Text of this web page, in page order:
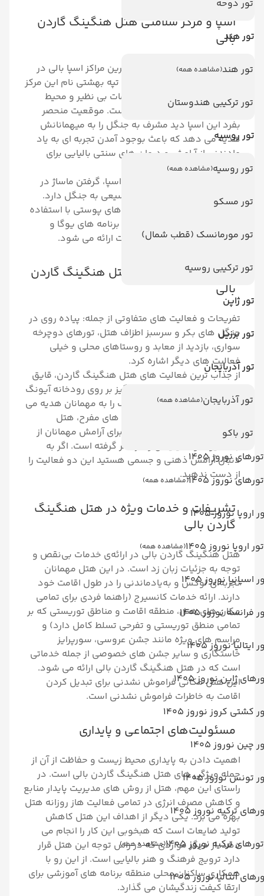
تور دوحه
تور هند
تور هند(مشاهده همه)
تور ترکیبی هندوستان
تور روسیه
تور روسیه(مشاهده همه)
تور مسکو
تور مورمانسک (قطب شمال)
تور ترکیبی روسیه
تور ژاپن
تور برزیل
تور آذربایجان
تور آذربایجان(مشاهده همه)
تور باکو
تورهای نوروز 1405
تورهای نوروز 1405
(مشاهده همه)
اروپا نوروز 1405
تور اروپا نوروز 1405 (مشاهده همه)
اسپانیا نوروز 1405
فرانسه نوروز 1405
ایتالیا نوروز 1405
ژاپن نوروز 1405
کشتی کروز نوروز 1405
چین نوروز 1405
تونس نوروز 1405
ترکیه نوروز 1405
تورهای ترکیه نوروز 1405 (مشاهده همه)
آنتالیا نوروز 1405
اسپا و مرکز سلامتی هتل هنگینگ گاردن
بالی
یکی از مشهور ترین و لوکس ترین مراکز اسپا بالی در
هتل هنگینگ گاردن قرار دارد. تپه بهشتی نام این مرکز
اسپا است که به خاطز ارائه خدمات بی نظیر و محیط
آرامش بخشش شناخته شده است. موقعیت منحصر
بفرد این اسپا دید مشرف به جنگل را به میهمانانش
هدیه می دهد که باعث بوجود آمدن تجربه ای به یاد
مادندنی از آرامش و درمان های سنتی بالیایی برای
مهمانانش می شود.
از محبوب ترین تجربه های این اسپا، گرفتن ماساژ در
اتاق های روباز است که دید وسیعی به جنگل دارد.
همه ماساژها، اسپاها و درمان های پوستی با استفاده
از مواد طبیعی انجام می شود. برنامه های یوگا و
مدیتیشن نیز در کنار این خدمات ارائه می شود.
فعالیت‌ها و تفریحات هتل هنگینگ گاردن
بالی
تفریحات و فعالیت های متفاوتی از جمله: پیاده روی در
جنگل های بکر و سرسبز اطزاف هتل، تورهای دوچرخه
سواری، بازدید از معابد و روستاهای محلی و خیلی
فعالیت های دیگر اشاره کرد.
از جذاب ترین فعالیت های هتل هنگینگ گاردن، قایق
سواری است. سفری اعجاب انگیز بر روی رودخانه آیونگ
که تجربه لمس طبیعت از نزدیک را به مهمانان هدیه می
دهد. علاوه بر این چنین برنامه های مفرح، هتل
Hanging Garden برنامه هایی برای آرامش مهمانان از
جمله یوگا و مدیتیشن را در نظر گرفته است. اگر به
دنبال آرامش ذهنی و جسمی هستید این دو فعالیت را
از دست ندهید.
تشریفات و خدمات ویژه در هتل هنگینگ
گاردن بالی
هتل هنگینگ گاردن بالی در ارائه‌ی خدمات بی‌نقص و
توجه به جزئیات زبان زد است. در این هتل مهمانان
تجربه‌ای لوکس و به‌یادماندنی را در طول اقامت خود
دارند. ارائه خدمات کانسیرج (راهنما فردی برای تمامی
مکان های هتل، منطقه اقامت و مناطق توریستی که بر
تمامی منطق توریستی و تفرحی تسلط کامل دارد) و
مراسم های ویژه مانند جشن عروسی، سورپرایز
خاستگاری و سایر جشن های خصوصی از جمله خدماتی
است که در هتل هنگینگ گاردن بالی ارائه می شود.
این هتل مکانی فراموش نشدنی برای تبدیل کردن
اقامت به خاطرات فراموش نشدنی است.
مسئولیت‌های اجتماعی و پایداری
اهمیت دادن به پایداری محیط زیست و حفاظت از آن از
جمله ویژگی های هتل هنگینگ گاردن بالی است. در
راستای این مهم، هتل از روش های مدیریت پایدار منابع
و کاهش مصرف انرژی در تمامی فعالیت هاز روزانه هتل
بهره می برد. یکی دیگر از اهداف این هتل کاهش
تولید ضایعات است که هبخوبی این کار را انجام می
دهد. از دیگر مواردی که در راس توجه این هتل قرار
دارد ترویج فرهنگ و هنر بالیایی است. از این رو با
همکاری ساکنان محلی منطقه برنامه های آموزشی برای
ارتقا کیفت زندگیشان می گذارد.